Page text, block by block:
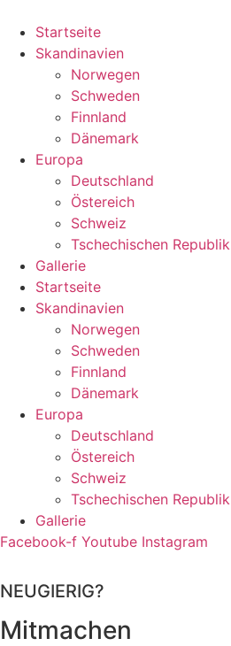
Inhalt
springen
Startseite
Skandinavien
Norwegen
Schweden
Finnland
Dänemark
Europa
Deutschland
Östereich
Schweiz
Tschechischen Republik
Gallerie
Startseite
Skandinavien
Norwegen
Schweden
Finnland
Dänemark
Europa
Deutschland
Östereich
Schweiz
Tschechischen Republik
Gallerie
Facebook-f Youtube Instagram
NEUGIERIG?
Mitmachen